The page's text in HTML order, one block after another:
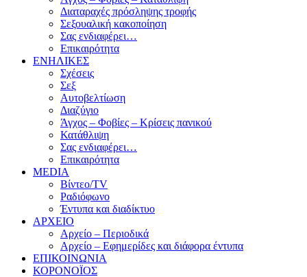
Διαταραχές πρόσληψης τροφής
Σεξουαλική κακοποίηση
Σας ενδιαφέρει…
Επικαιρότητα
ΕΝΗΛΙΚΕΣ
Σχέσεις
Σεξ
Αυτοβελτίωση
Διαζύγιο
Άγχος – Φοβίες – Κρίσεις πανικού
Κατάθλιψη
Σας ενδιαφέρει…
Επικαιρότητα
MEDIA
Βίντεο/TV
Ραδιόφωνο
Έντυπα και διαδίκτυο
ΑΡΧΕΙΟ
Αρχείο – Περιοδικά
Αρχείο – Εφημερίδες και διάφορα έντυπα
ΕΠΙΚΟΙΝΩΝΙΑ
ΚΟΡΟΝΟΪΟΣ